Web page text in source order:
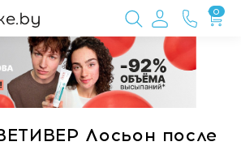
0
Лосьон после